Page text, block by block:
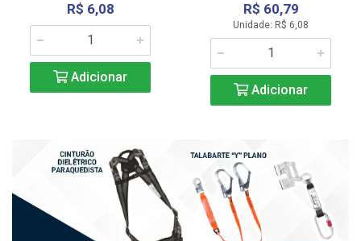
R$ 6,08
Adicionar
R$ 60,79
Unidade: R$ 6,08
Adicionar